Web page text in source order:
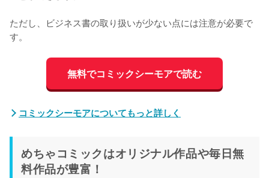
ただし、ビジネス書の取り扱いが少ない点には注意が必要で
す。
無料でコミックシーモアで読む
コミックシーモアについてもっと詳しく
めちゃコミックはオリジナル作品や毎日無
料作品が豊富！